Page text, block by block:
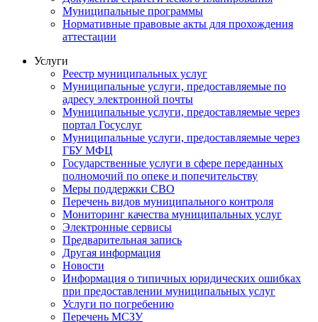
Муниципальные программы
Нормативные правовые акты для прохождения
аттестации
Услуги
Реестр муниципальных услуг
Муниципальные услуги, предоставляемые по
адресу электронной почты
Муниципальные услуги, предоставляемые через
портал Госуслуг
Муниципальные услуги, предоставляемые через
ГБУ МФЦ
Государственные услуги в сфере переданных
полномочий по опеке и попечительству
Меры поддержки СВО
Перечень видов муниципального контроля
Мониторинг качества муниципальных услуг
Электронные сервисы
Предварительная запись
Другая информация
Новости
Информация о типичных юридических ошибках
при предоставлении муниципальных услуг
Услуги по погребению
Перечень МСЗУ